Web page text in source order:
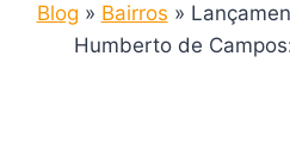
Blog » Bairros »
Humberto de